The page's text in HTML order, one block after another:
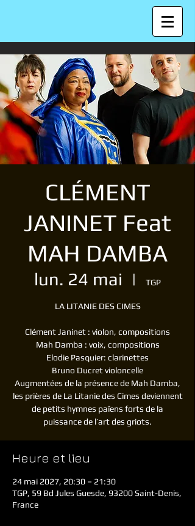
CLÉMENT
JANINET Feat
MAH DAMBA
lun. 24 mai
  |
TGP
LA LITANIE DES CIMES
Clément Janinet : violon, compositions
Mah Damba : voix, compositions
Elodie Pasquier: clarinettes
Bruno Ducret violoncelle
Augmentées de la présence de Mah Damba,
les prières de La Litanie des Cimes deviennent
de petits hymnes païens forts de la
puissance de l’art des griots.
Heure et lieu
24 mai 2027, 20:30 – 21:30
TGP, 59 Bd Jules Guesde, 93200 Saint-Denis,
France